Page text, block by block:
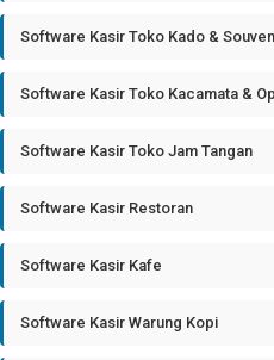
Software Kasir Toko Kado &
Software Kasir Toko Kacamata &
Software Kasir Toko Jam Tangan
Software Kasir Restoran
Software Kasir Kafe
Software Kasir Warung Kopi